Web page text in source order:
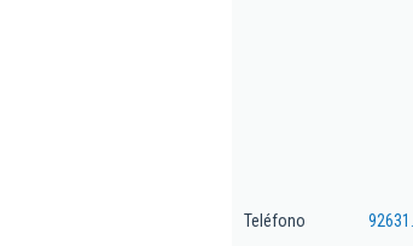
Teléfono 92631...